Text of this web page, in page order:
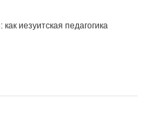
иезуитская педагогика